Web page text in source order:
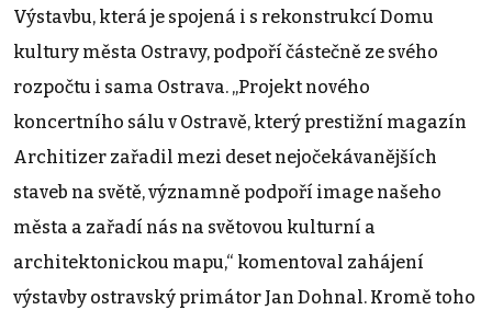
Výstavbu, která je spojená i s rekonstrukcí Domu
kultury města Ostravy, podpoří částečně ze svého
rozpočtu i sama Ostrava. „Projekt nového
koncertního sálu v Ostravě, který prestižní magazín
Architizer zařadil mezi deset nejočekávanějších
staveb na světě, významně podpoří image našeho
města a zařadí nás na světovou kulturní a
architektonickou mapu,“ komentoval zahájení
výstavby ostravský primátor Jan Dohnal. Kromě toho